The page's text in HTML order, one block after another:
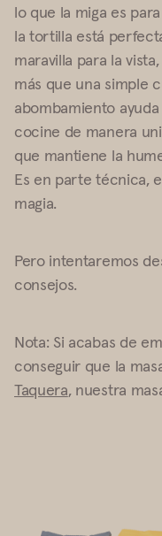
lo que la miga es
la tortilla está
maravilla para la
más que una simple
abombamiento
cocine de manera
que mantiene la
Es en parte técnica,
magia.
Pero intentaremos
consejos.
Nota: Si acabas de
conseguir que la
Taquera, nuestra